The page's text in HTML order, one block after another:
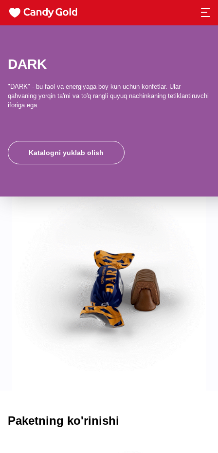
DARK
"DARK" - bu faol va energiyaga boy kun uchun konfetlar. Ular
qahvaning yorqin ta'mi va to'q rangli quyuq nachinkaning tetiklantiruvchi
iforiga ega.
Katalogni yuklab olish
Paketning ko'rinishi